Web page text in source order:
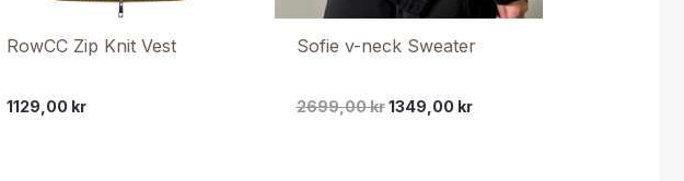
RowCC Zip Knit Vest
1129,00 kr
Sofie v-neck Sweater
2699,00kr 1349,00 kr